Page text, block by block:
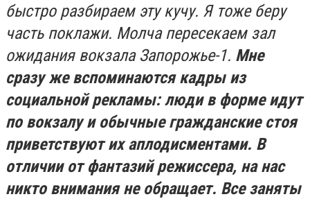
быстро разбираем эту кучу. Я тоже беру
часть поклажи. Молча пересекаем зал
ожидания вокзала Запорожье-1. Мне
сразу же вспоминаются кадры из
социальной рекламы: люди в форме идут
по вокзалу и обычные гражданские стоя
приветствуют их аплодисментами. В
отличии от фантазий режиссера, на нас
никто внимания не обращает. Все заняты